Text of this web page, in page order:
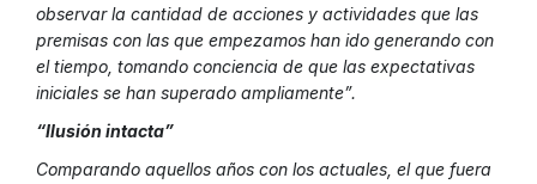
observar la cantidad de acciones y actividades que las
premisas con las que empezamos han ido generando con
el tiempo, tomando conciencia de que las expectativas
iniciales se han superado ampliamente”.
“Ilusión intacta”
Comparando aquellos años con los actuales, el que fuera